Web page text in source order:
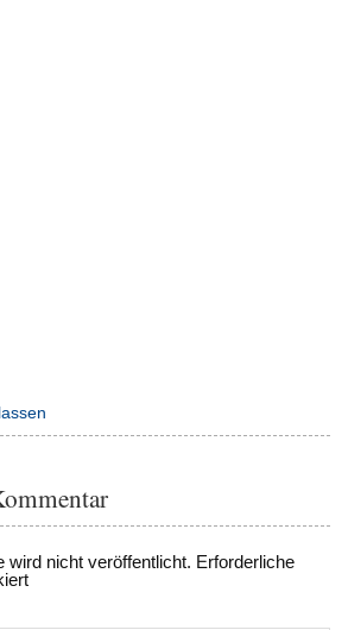
wird nicht veröffentlicht. Erforderliche